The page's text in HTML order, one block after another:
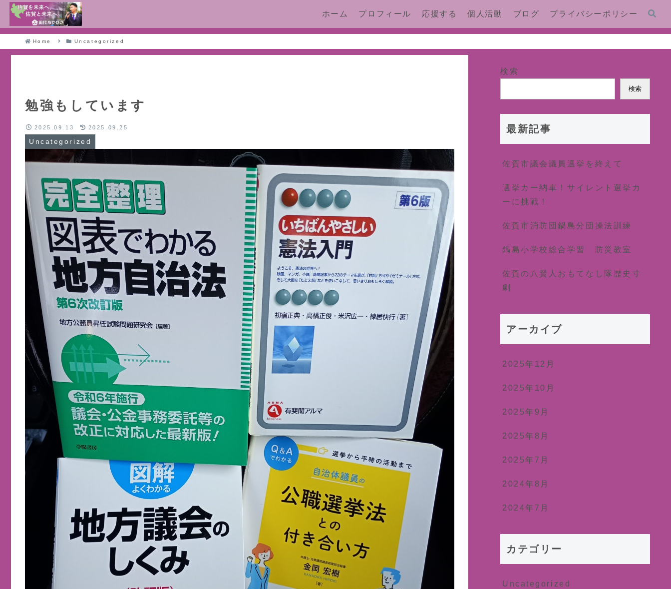
ホーム プロフィール 応援する 個人活動 ブログ プライバシーポリシー
Home Uncategorized
勉強もしています
Uncategorized
2025.09.13 2025.09.25
検索
検索
最新記事
佐賀市議会議員選挙を終えて
選挙カー納車！サイレント選挙カ
ーに挑戦！
佐賀市消防団鍋島分団操法訓練
鍋島小学校総合学習 防災教室
佐賀の八賢人おもてなし隊歴史寸
劇
アーカイブ
2025年12月
2025年10月
2025年9月
2025年8月
2025年7月
2024年8月
2024年7月
カテゴリー
Uncategorized